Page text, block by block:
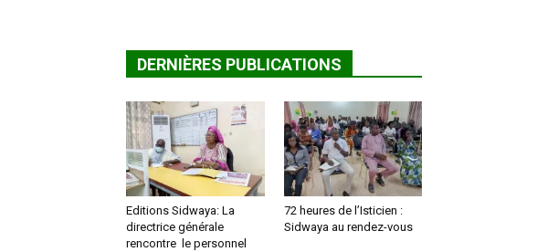
DERNIÈRES PUBLICATIONS
Editions Sidwaya: La
directrice générale
rencontre le personnel
72 heures de l’Isticien :
Sidwaya au rendez-vous